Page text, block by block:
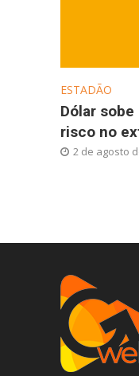
ESTADÃO
Dólar
risco no
2 de agosto